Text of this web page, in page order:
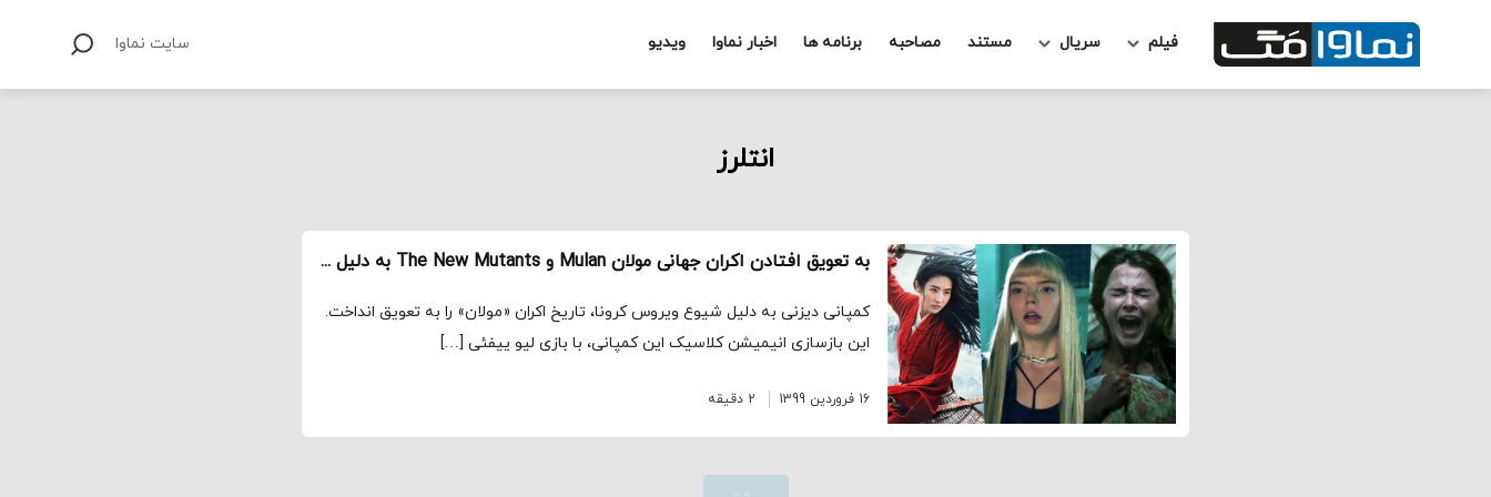
فیلم سریال مستند مصاحبه برنامه ها اخبار نماوا ویدیو سایت نماوا
انتلرز
به تعویق افتادن اکران جهانی مولان Mulan و The New Mutants به دلیل شیوع کرونا
کمپانی دیزنی به دلیل شیوع ویروس کرونا، تاریخ اکران «مولان» را به تعویق انداخت.
این بازسازی انیمیشن کلاسیک این کمپانی، با بازی لیو ییفئی […]
16 فروردین 1399 2 دقیقه